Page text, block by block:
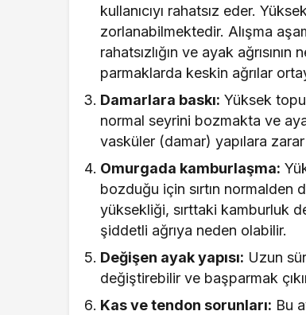
kullanıcıyı rahatsız eder.
zorlanabilmektedir. Alışma
rahatsızlığın ve ayak
parmaklarda keskin ağrılar
Damarlara baskı: Yüksek
normal seyrini bozmakta ve
vasküler (damar) yapılara
Omurgada kamburlaşma:
bozduğu için sırtın normalden
yüksekliği, sırttaki kamburluk
şiddetli ağrıya neden olabilir.
Değişen ayak yapısı: Uzun
değiştirebilir ve başparmak
Kas ve tendon sorunları: Bu